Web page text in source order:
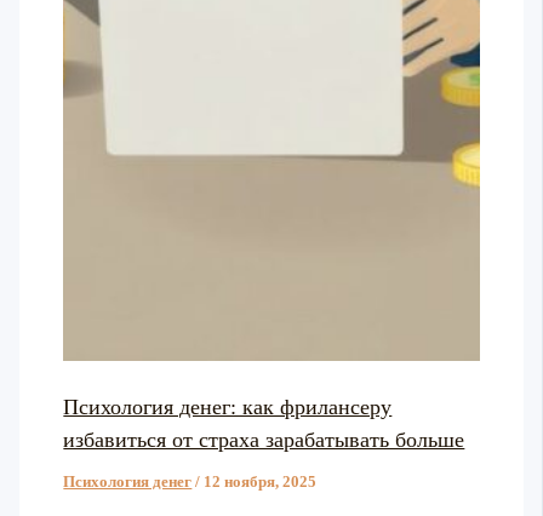
Психология денег: как фрилансеру
избавиться от страха зарабатывать больше
Психология денег / 12 ноября, 2025